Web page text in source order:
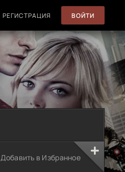
РЕГИСТРАЦИЯ ВОЙТИ
Добавить в Избранное